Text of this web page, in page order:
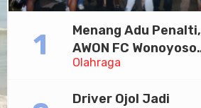
Olahraga
Menang Adu Penalti,
AWON FC Wonoyoso
Juara Bhayangkara
Driver Ojol Jadi